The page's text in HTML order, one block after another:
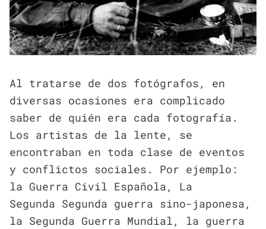
Al tratarse de dos fotógrafos, en
diversas ocasiones era complicado
saber de quién era cada fotografía.
Los artistas de la lente, se
encontraban en toda clase de eventos
y conflictos sociales. Por ejemplo:
la Guerra Civil Española, La
Segunda Segunda guerra sino-japonesa,
la Segunda Guerra Mundial, la guerra